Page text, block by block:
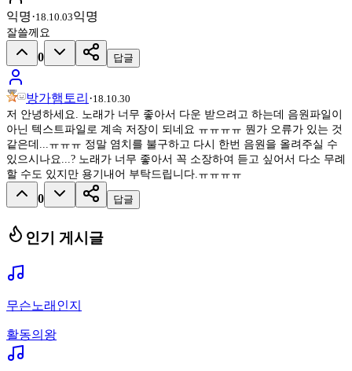
익명·18.10.03익명
잘쓸께요
0 답글
방가햄토리 ·18.10.30
저 안녕하세요. 노래가 너무 좋아서 다운 받으려고 하는데 음원파일이
아닌 텍스트파일로 계속 저장이 되네요 ㅠㅠㅠㅠ 뭔가 오류가 있는 것
같은데...ㅠㅠㅠ 정말 염치를 불구하고 다시 한번 음원을 올려주실 수
있으시나요...? 노래가 너무 좋아서 꼭 소장하여 듣고 싶어서 다소 무례
할 수도 있지만 용기내어 부탁드립니다.ㅠㅠㅠㅠ
0 답글
인기 게시글
무슨노래인지
활동의왕